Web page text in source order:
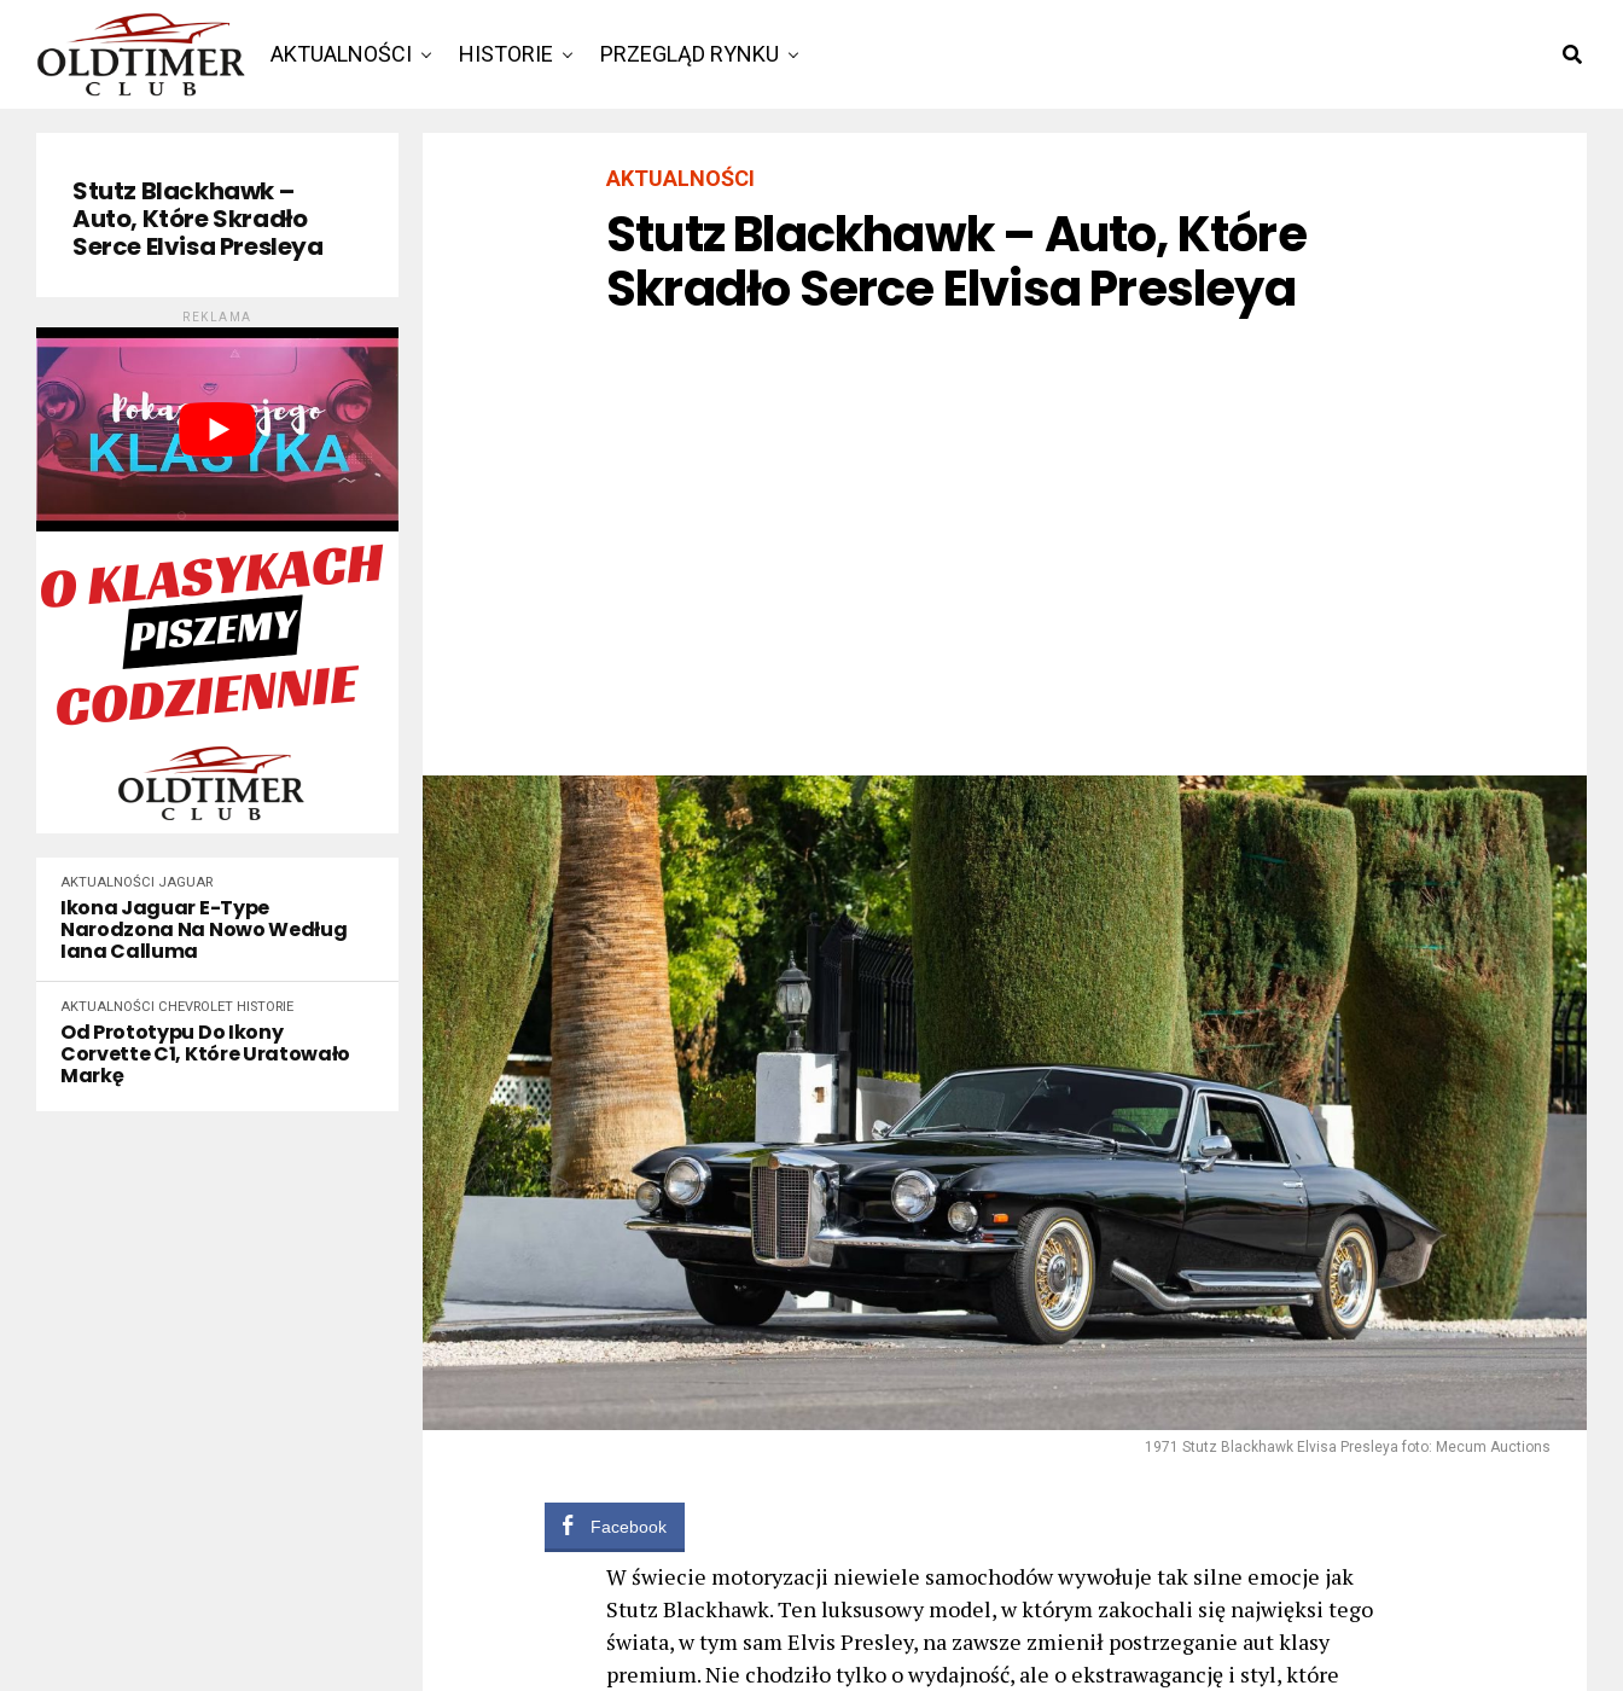
AKTUALNOŚCI HISTORIE PRZEGLĄD RYNKU
Stutz Blackhawk –
Auto, Które Skradło
Serce Elvisa Presleya
REKLAMA
AKTUALNOŚCI JAGUAR
Ikona Jaguar E-Type
Narodzona Na Nowo Według
Iana Calluma
AKTUALNOŚCI CHEVROLET HISTORIE
Od Prototypu Do Ikony
Corvette C1, Które Uratowało
Markę
AKTUALNOŚCI
Stutz Blackhawk – Auto, Które
Skradło Serce Elvisa Presleya
1971 Stutz Blackhawk Elvisa Presleya foto: Mecum Auctions
Facebook
W świecie motoryzacji niewiele samochodów wywołuje tak silne emocje jak
Stutz Blackhawk. Ten luksusowy model, w którym zakochali się najwięksi tego
świata, w tym sam Elvis Presley, na zawsze zmienił postrzeganie aut klasy
premium. Nie chodziło tylko o wydajność, ale o ekstrawagancję i styl, które